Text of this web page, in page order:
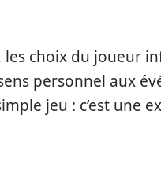
les choix du joueur
personnel aux
jeu : c’est une